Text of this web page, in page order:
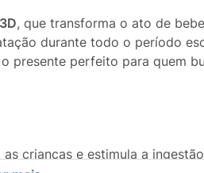
, que transforma o ato de
durante todo o período
presente perfeito para quem
crianças e estimula a